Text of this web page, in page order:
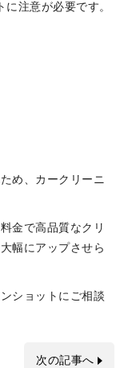
注意が必要です。
め、カークリーニ
金で高品質なクリ
幅にアップさせら
ショットにご相談
次の記事へ